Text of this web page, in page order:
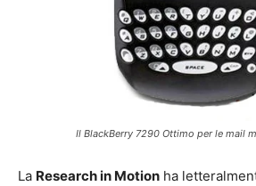
Il BlackBerry 7290 Ottimo per le mail
La Research in Motion ha